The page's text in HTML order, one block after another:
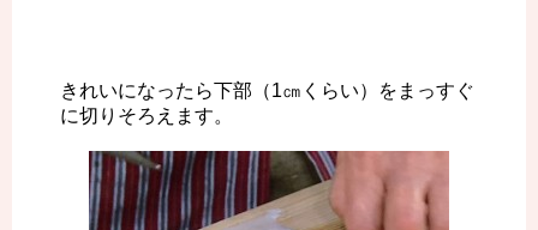
きれいになったら下部（1㎝くらい）をまっすぐ
に切りそろえます。